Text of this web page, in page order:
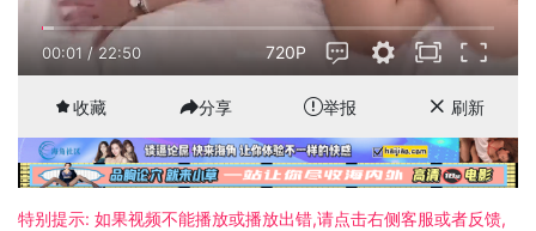
00:01/ 22:50 720P
收藏 分享 举报 刷新
特别提示: 如果视频不能播放或播放出错,请点击右侧客服或者反馈,